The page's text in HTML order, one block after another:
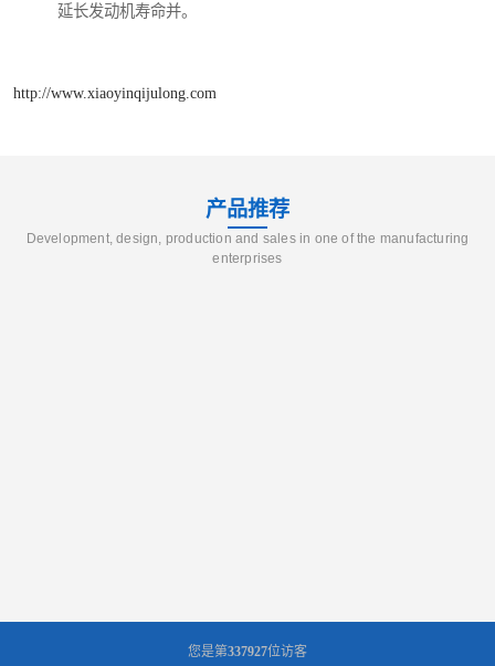
延长发动机寿命并。
http://www.xiaoyinqijulong.com
产品推荐
Development, design, production and sales in one of the manufacturing
enterprises
您是第337927位访客